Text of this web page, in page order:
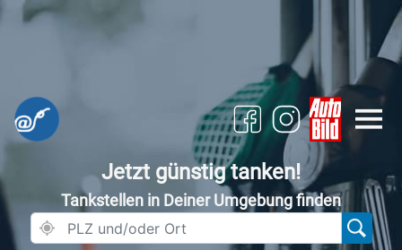
Jetzt günstig tanken!
Tankstellen in Deiner Umgebung finden